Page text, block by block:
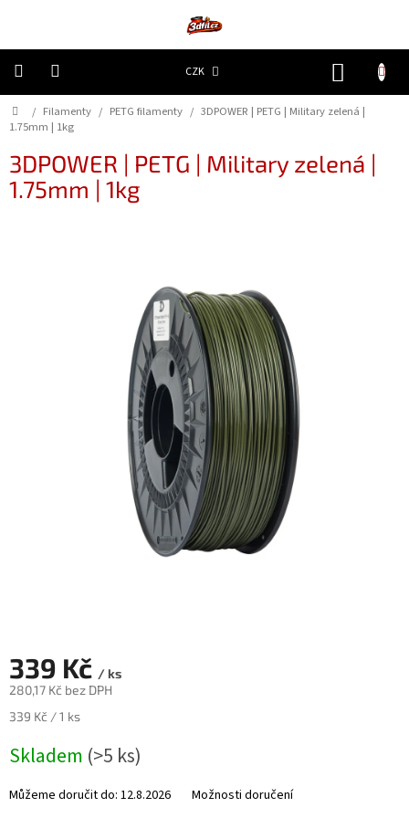
CZK
Tiskárny
Filamenty
Značky
Měna
Domů
/ Filamenty / PETG filamenty / 3DPOWER | PETG | Military zelená |
1.75mm | 1kg
3DPOWER | PETG | Military zelená |
1.75mm | 1kg
339 Kč / ks
280,17 Kč bez DPH
Měrná
339 Kč / 1 ks
Skladem (>5 ks)
Můžeme doručit do: 12.8.2026 Možnosti doručení